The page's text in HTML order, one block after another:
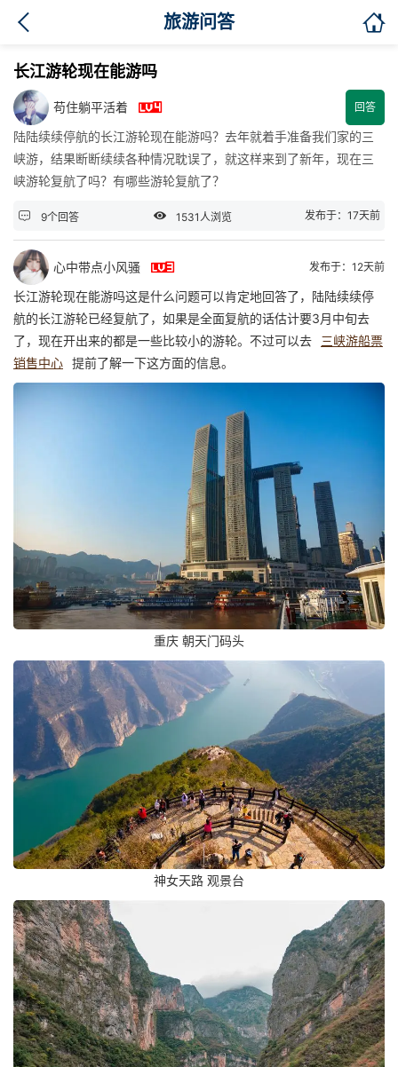
旅游问答 
长江游轮现在能游吗
苟住躺平活着  回答
陆陆续续停航的长江游轮现在能游吗？去年就着手准备我们家的三
峡游，结果断断续续各种情况耽误了，就这样来到了新年，现在三
峡游轮复航了吗？有哪些游轮复航了？
 9个回答  1531人浏览 发布于：17天前
心中带点小风骚  发布于：12天前
长江游轮现在能游吗这是什么问题可以肯定地回答了，陆陆续续停
航的长江游轮已经复航了，如果是全面复航的话估计要3月中旬去
了，现在开出来的都是一些比较小的游轮。不过可以去
三峡游船票
销售中心 提前了解一下这方面的信息。
重庆 朝天门码头
神女天路 观景台